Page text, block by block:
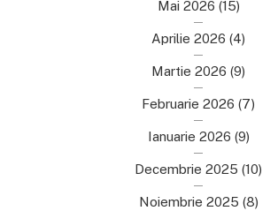
Mai 2026 (15)
Aprilie 2026 (4)
Martie 2026 (9)
Februarie 2026 (7)
Ianuarie 2026 (9)
Decembrie 2025 (10)
Noiembrie 2025 (8)